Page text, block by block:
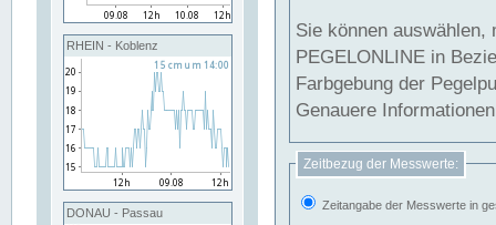
RHEIN - Koblenz
DONAU - Passau
Sie können
PEGELONLINE in Beziehung
Farbgebung der
Genauere
Zeitbezug der Messwerte:
Zeitangabe der Messwerte in